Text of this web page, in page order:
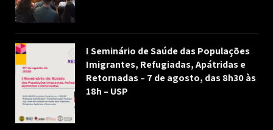
I Seminário de Saúde das Populações
Imigrantes, Refugiadas, Apátridas e
Retornadas – 7 de agosto, das 8h30 às
18h – USP